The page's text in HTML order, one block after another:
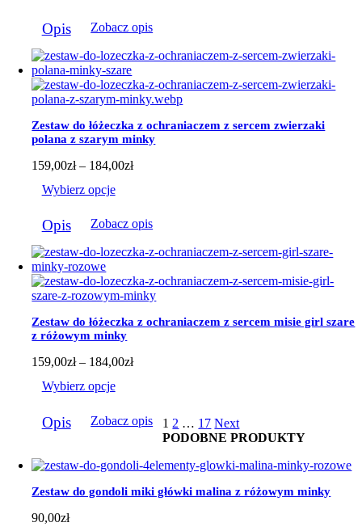
do
produkt
ma
wiele
wariantów.
Opcje
można
wybrać
na
stronie
produktu
Opis Zobacz opis
Zestaw do łóżeczka z ochraniaczem z sercem zwierzaki
polana z szarym minky
159,00zł – 184,00złZakres
do
Wybierz opcje
produkt
ma
wiele
wariantów.
Opcje
można
wybrać
na
stronie
produktu
Opis Zobacz opis
Zestaw do łóżeczka z ochraniaczem z sercem misie girl szare
z różowym minky
159,00zł – 184,00złZakres
do
184,00zł
Wybierz opcje
produkt
wariantów.
można
wybrać
na
Opis Zobacz opis 1 2 … 17 Next
PODOBNE PRODUKTY
Zestaw do gondoli miki główki malina z różowym minky
90,00zł